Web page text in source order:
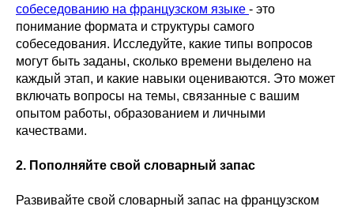
собеседованию на французском языке - это
понимание формата и структуры самого
собеседования. Исследуйте, какие типы вопросов
могут быть заданы, сколько времени выделено на
каждый этап, и какие навыки оцениваются. Это может
включать вопросы на темы, связанные с вашим
опытом работы, образованием и личными
качествами.
2. Пополняйте свой словарный запас
Развивайте свой словарный запас на французском